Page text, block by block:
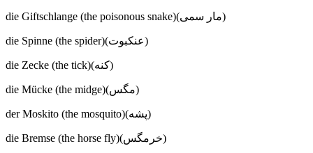
die Giftschlange (the poisonous snake)(مار سمی)
die Spinne (the spider)(عنکبوت)
die Zecke (the tick)(کنه)
die Mücke (the midge)(مگس)
der Moskito (the mosquito)(پشه)
die Bremse (the horse fly)(خرمگس)